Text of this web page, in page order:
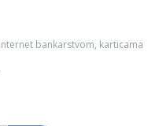
bankarstvom, karticama